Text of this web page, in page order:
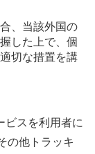
、当該外国の
した上で、個
切な措置を講
ビスを利用者に
の他トラッキ